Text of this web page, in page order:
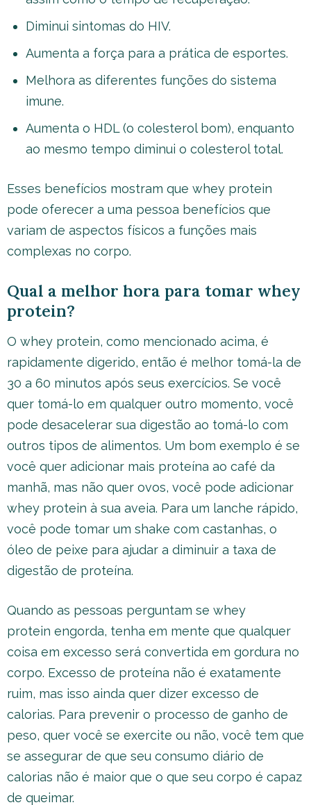
Diminui sintomas do HIV.
Aumenta a força para a prática de esportes.
Melhora as diferentes funções do sistema
imune.
Aumenta o HDL (o colesterol bom), enquanto
ao mesmo tempo diminui o colesterol total.
Esses benefícios mostram que whey protein
pode oferecer a uma pessoa benefícios que
variam de aspectos físicos a funções mais
complexas no corpo.
Qual a melhor hora para tomar whey
protein?
O whey protein, como mencionado acima, é
rapidamente digerido, então é melhor tomá-la de
30 a 60 minutos após seus exercícios. Se você
quer tomá-lo em qualquer outro momento, você
pode desacelerar sua digestão ao tomá-lo com
outros tipos de alimentos. Um bom exemplo é se
você quer adicionar mais proteína ao café da
manhã, mas não quer ovos, você pode adicionar
whey protein à sua aveia. Para um lanche rápido,
você pode tomar um shake com castanhas, o
óleo de peixe para ajudar a diminuir a taxa de
digestão de proteína.
Quando as pessoas perguntam se whey
protein engorda, tenha em mente que qualquer
coisa em excesso será convertida em gordura no
corpo. Excesso de proteína não é exatamente
ruim, mas isso ainda quer dizer excesso de
calorias. Para prevenir o processo de ganho de
peso, quer você se exercite ou não, você tem que
se assegurar de que seu consumo diário de
calorias não é maior que o que seu corpo é capaz
de queimar.